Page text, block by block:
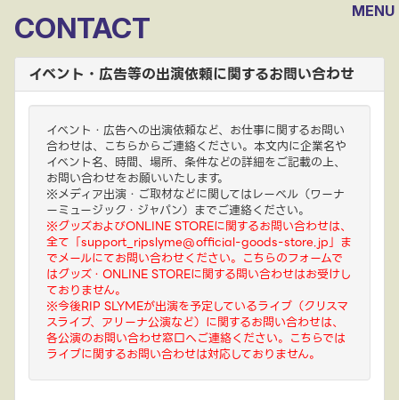
MENU
CONTACT
イベント・広告等の出演依頼に関するお問い合わせ
イベント・広告への出演依頼など、お仕事に関するお問い
合わせは、こちらからご連絡ください。本文内に企業名や
イベント名、時間、場所、条件などの詳細をご記載の上、
お問い合わせをお願いいたします。
※メディア出演・ご取材などに関してはレーベル（ワーナ
ーミュージック・ジャパン）までご連絡ください。
※グッズおよびONLINE STOREに関するお問い合わせは、
全て「support_ripslyme@official-goods-store.jp」ま
でメールにてお問い合わせください。こちらのフォームで
はグッズ・ONLINE STOREに関する問い合わせはお受けし
ておりません。
※今後RIP SLYMEが出演を予定しているライブ（クリスマ
スライブ、アリーナ公演など）に関するお問い合わせは、
各公演のお問い合わせ窓口へご連絡ください。こちらでは
ライブに関するお問い合わせは対応しておりません。